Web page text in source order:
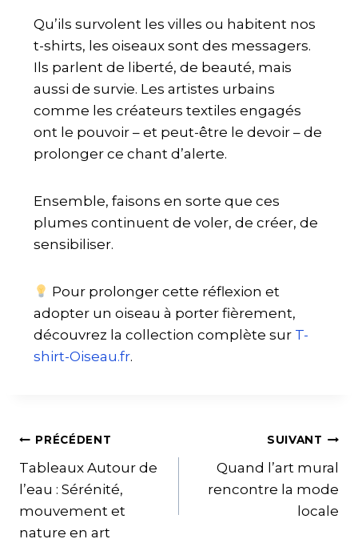
Qu’ils survolent les villes ou habitent nos
t-shirts, les oiseaux sont des messagers.
Ils parlent de liberté, de beauté, mais
aussi de survie. Les artistes urbains
comme les créateurs textiles engagés
ont le pouvoir – et peut-être le devoir – de
prolonger ce chant d’alerte.
Ensemble, faisons en sorte que ces
plumes continuent de voler, de créer, de
sensibiliser.
Pour prolonger cette réflexion et
adopter un oiseau à porter fièrement,
découvrez la collection complète sur T-
shirt-Oiseau.fr.
PRÉCÉDENT
Tableaux Autour de
l’eau : Sérénité,
mouvement et
nature en art
SUIVANT
Quand l’art mural
rencontre la mode
locale